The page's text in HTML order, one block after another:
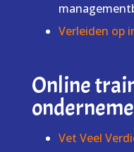
Verleiden op
Online
Vet Veel